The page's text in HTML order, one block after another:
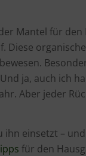
Mantel für den
Diese
ja, auch ich
Aber jeder
einsetzt –
für den